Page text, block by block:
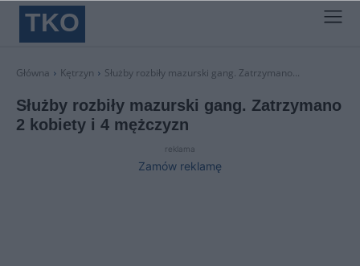
TKO
Główna Kętrzyn Służby rozbiły mazurski gang. Zatrzymano...
Służby rozbiły mazurski gang. Zatrzymano
2 kobiety i 4 mężczyzn
reklama
Zamów reklamę